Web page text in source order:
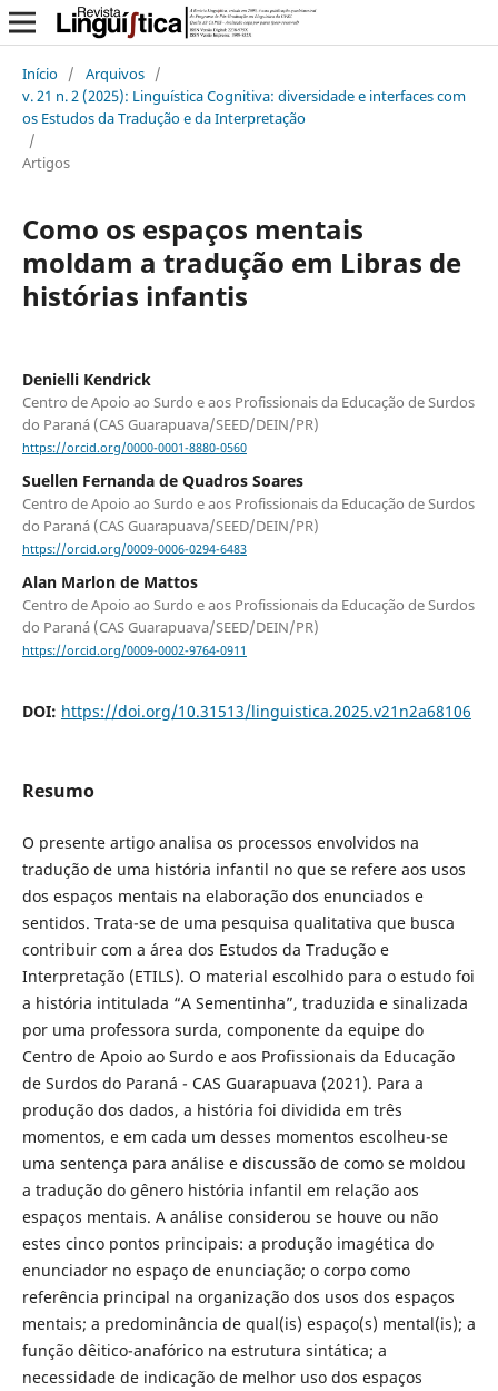
Início / Arquivos /
v. 21 n. 2 (2025): Linguística Cognitiva: diversidade e interfaces com
os Estudos da Tradução e da Interpretação
/
Artigos
Como os espaços mentais
moldam a tradução em Libras de
histórias infantis
Denielli Kendrick
Centro de Apoio ao Surdo e aos Profissionais da Educação de Surdos
do Paraná (CAS Guarapuava/SEED/DEIN/PR)
https://orcid.org/0000-0001-8880-0560
Suellen Fernanda de Quadros Soares
Centro de Apoio ao Surdo e aos Profissionais da Educação de Surdos
do Paraná (CAS Guarapuava/SEED/DEIN/PR)
https://orcid.org/0009-0006-0294-6483
Alan Marlon de Mattos
Centro de Apoio ao Surdo e aos Profissionais da Educação de Surdos
do Paraná (CAS Guarapuava/SEED/DEIN/PR)
https://orcid.org/0009-0002-9764-0911
DOI: https://doi.org/10.31513/linguistica.2025.v21n2a68106
Resumo
O presente artigo analisa os processos envolvidos na
tradução de uma história infantil no que se refere aos usos
dos espaços mentais na elaboração dos enunciados e
sentidos. Trata-se de uma pesquisa qualitativa que busca
contribuir com a área dos Estudos da Tradução e
Interpretação (ETILS). O material escolhido para o estudo foi
a história intitulada “A Sementinha”, traduzida e sinalizada
por uma professora surda, componente da equipe do
Centro de Apoio ao Surdo e aos Profissionais da Educação
de Surdos do Paraná - CAS Guarapuava (2021). Para a
produção dos dados, a história foi dividida em três
momentos, e em cada um desses momentos escolheu-se
uma sentença para análise e discussão de como se moldou
a tradução do gênero história infantil em relação aos
espaços mentais. A análise considerou se houve ou não
estes cinco pontos principais: a produção imagética do
enunciador no espaço de enunciação; o corpo como
referência principal na organização dos usos dos espaços
mentais; a predominância de qual(is) espaço(s) mental(is); a
função dêitico-anafórico na estrutura sintática; a
necessidade de indicação de melhor uso dos espaços